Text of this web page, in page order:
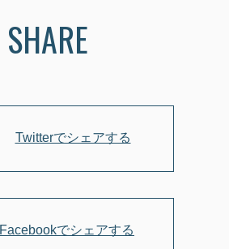
e
b
o
k
er
SHARE
Twitterでシェアする
Facebookでシェアする